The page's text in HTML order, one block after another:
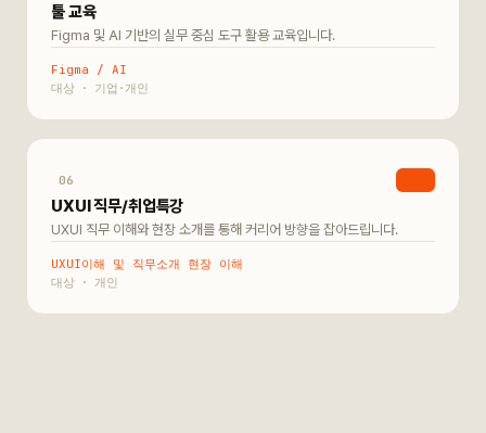
툴 교육
Figma 및 AI 기반의 실무 중심 도구 활용 교육입니다.
Figma / AI
기업·개인
06
UXUI 직무/취업특강
UXUI 직무 이해와 현장 소개를 통해 커리어 방향을 잡아드립니다.
UXUI이해 및 직무소개 현장 이해
개인